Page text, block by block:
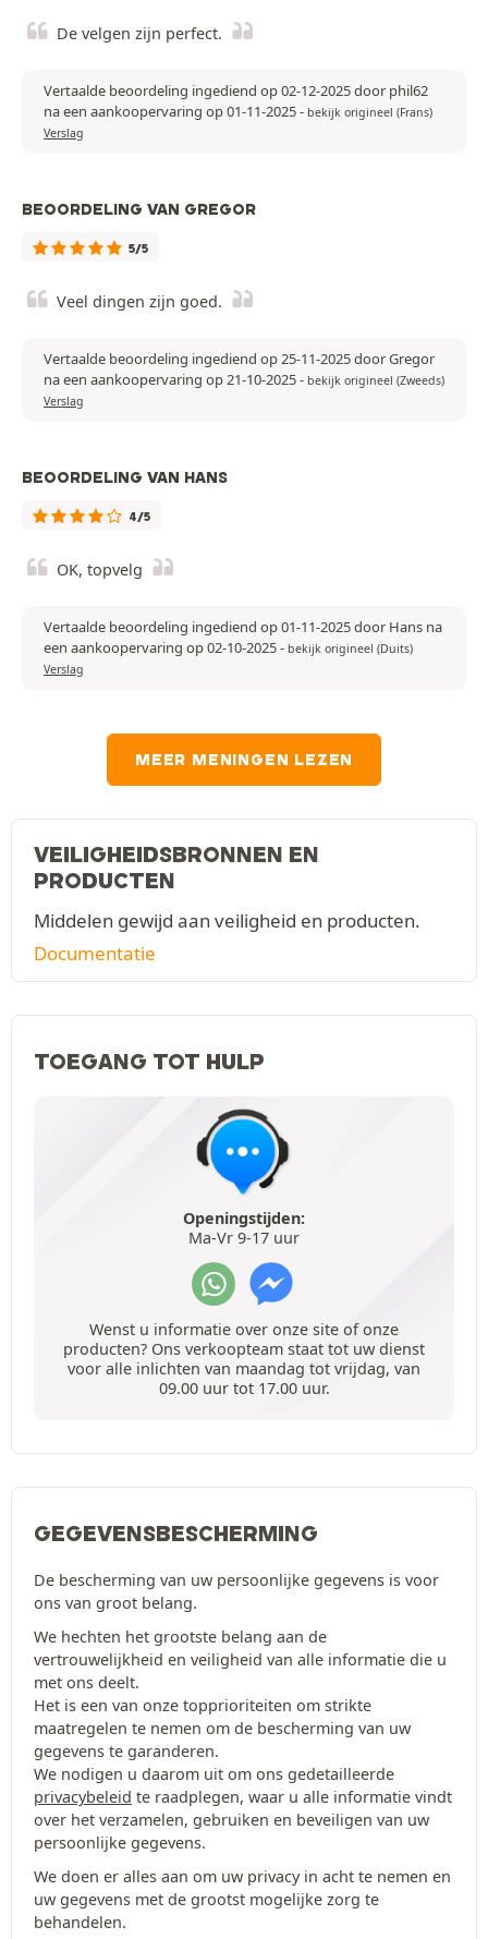
De velgen zijn perfect.
Vertaalde beoordeling ingediend op 02-12-2025 door phil62
na een aankoopervaring op 01-11-2025- bekijk origineel (Frans)
Verslag
BEOORDELING VAN GREGOR
5/5
Veel dingen zijn goed.
Vertaalde beoordeling ingediend op 25-11-2025 door Gregor
na een aankoopervaring op 21-10-2025- bekijk origineel (Zweeds)
Verslag
BEOORDELING VAN HANS
4/5
OK, topvelg
Vertaalde beoordeling ingediend op 01-11-2025 door Hans na
een aankoopervaring op 02-10-2025- bekijk origineel (Duits)
Verslag
MEER MENINGEN LEZEN
VEILIGHEIDSBRONNEN EN
PRODUCTEN
Middelen gewijd aan veiligheid en producten.
Documentatie
TOEGANG TOT HULP
Openingstijden:
Ma-Vr 9-17 uur
Wenst u informatie over onze site of onze
producten? Ons verkoopteam staat tot uw dienst
voor alle inlichten van maandag tot vrijdag, van
09.00 uur tot 17.00 uur.
GEGEVENSBESCHERMING
De bescherming van uw persoonlijke gegevens is voor
ons van groot belang.
We hechten het grootste belang aan de
vertrouwelijkheid en veiligheid van alle informatie die u
met ons deelt.
Het is een van onze topprioriteiten om strikte
maatregelen te nemen om de bescherming van uw
gegevens te garanderen.
We nodigen u daarom uit om ons gedetailleerde
privacybeleid te raadplegen, waar u alle informatie vindt
over het verzamelen, gebruiken en beveiligen van uw
persoonlijke gegevens.
We doen er alles aan om uw privacy in acht te nemen en
uw gegevens met de grootst mogelijke zorg te
behandelen.